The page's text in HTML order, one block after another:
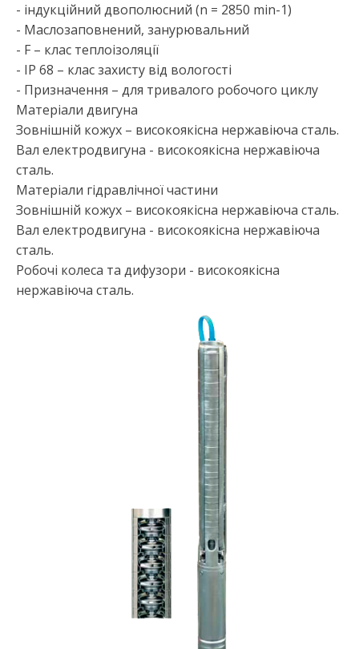
- індукційний двополюсний (n = 2850 min-1)
- Маслозаповнений, занурювальний
- F – клас теплоізоляції
- IP 68 – клас захисту від вологості
- Призначення – для тривалого робочого циклу
Матеріали двигуна
Зовнішній кожух – високоякісна нержавіюча сталь.
Вал електродвигуна - високоякісна нержавіюча
сталь.
Матеріали гідравлічної частини
Зовнішній кожух – високоякісна нержавіюча сталь.
Вал електродвигуна - високоякісна нержавіюча
сталь.
Робочі колеса та дифузори - високоякісна
нержавіюча сталь.